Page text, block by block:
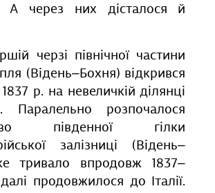
А через них дісталося й
черзі північної частини
(Відень‒Бохня) відкрився
р. на невеличкій ділянці
розпочалося
південної гілки
залізниці (Відень‒
тривало впродовж 1837‒
продовжилося до Італії.